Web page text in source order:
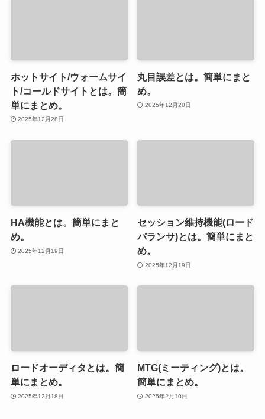
ホットサイト/ウォームサイ
ト/コールドサイトとは。簡
単にまとめ。
2025年12月28日
丸目誤差とは。簡単にまと
め。
2025年12月20日
HA機能とは。簡単にまと
め。
2025年12月19日
セッション維持機能(ロード
バランサ)とは。簡単にまと
め。
2025年12月19日
ロードオーディタとは。簡
単にまとめ。
2025年12月18日
MTG(ミーティング)とは。
簡単にまとめ。
2025年2月10日